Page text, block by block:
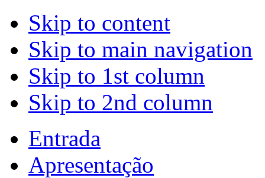
Skip to content
Skip to main navigation
Skip to 1st column
Skip to 2nd column
Entrada
Apresentação